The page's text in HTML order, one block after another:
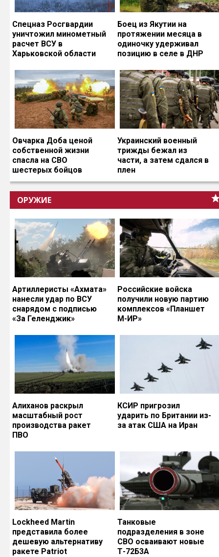
Спецназ Росгвардии
уничтожил минометный
расчет ВСУ в
Харьковской области
Боец из Якутии на
протяжении месяца в
одиночку удерживал
позицию в селе в ДНР
Овчарка Доба ценой
собственной жизни
спасла на СВО
шестерых бойцов
Украинский военный
трижды бежал из
части, а затем сдался в
плен
ОРУЖИЕ
Артиллеристы «Ахмата»
нанесли удар по ВСУ
снарядом с подписью
«За Геленджик»
Российские войска
получили новую партию
комплексов «Планшет
М-ИР»
Алиханов раскрыл
масштабный рост
производства ракет
ПВО
КСИР пригрозил
ударить по Британии из-
за атак США на Иран
Lockheed Martin
представила более
дешевую альтернативу
ракете Patriot
Танковые
подразделения в зоне
СВО осваивают новые
Т-72Б3А